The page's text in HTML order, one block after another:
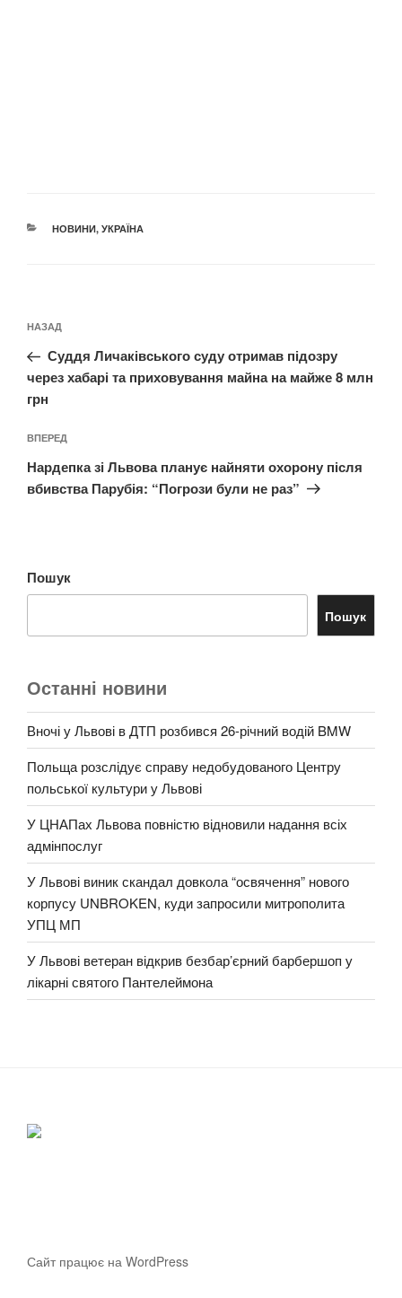
КАТЕГОРІЇ
НОВИНИ, УКРАЇНА
записів
Попередній
запис:
НАЗАД
Суддя Личаківського суду отримав підозру
через хабарі та приховування майна на майже 8 млн
грн
Наступний
запис
ВПЕРЕД
Нардепка зі Львова планує найняти охорону після
вбивства Парубія: “Погрози були не раз”
Пошук
Пошук
Останні новини
Вночі у Львові в ДТП розбився 26-річний водій BMW
Польща розслідує справу недобудованого Центру
польської культури у Львові
У ЦНАПах Львова повністю відновили надання всіх
адмінпослуг
У Львові виник скандал довкола “освячення” нового
корпусу UNBROKEN, куди запросили митрополита
УПЦ МП
У Львові ветеран відкрив безбар’єрний барбершоп у
лікарні святого Пантелеймона
Сайт працює на WordPress